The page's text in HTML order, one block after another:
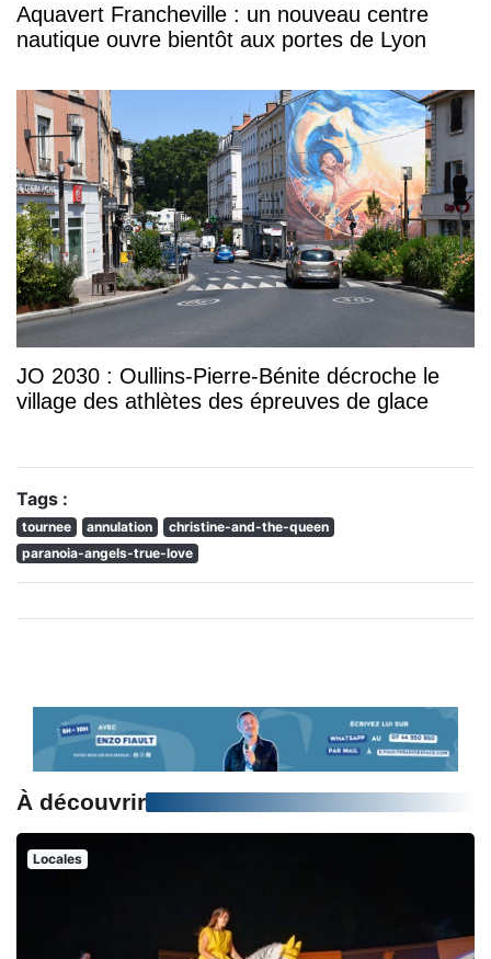
Aquavert Francheville : un nouveau centre
nautique ouvre bientôt aux portes de Lyon
JO 2030 : Oullins-Pierre-Bénite décroche le
village des athlètes des épreuves de glace
Tags :
tournee annulation
christine-and-the-queen
paranoia-angels-true-love
À découvrir
Locales